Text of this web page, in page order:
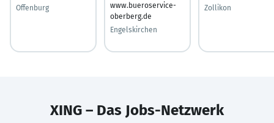
Offenburg
www.bueroservice-
oberberg.de
Engelskirchen
Zollikon
XING – Das Jobs-Netzwerk